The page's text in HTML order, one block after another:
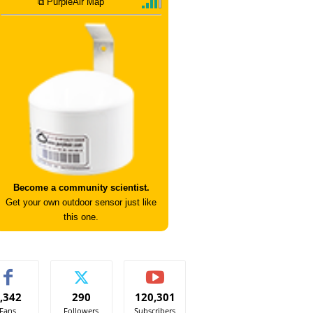
Become a community scientist.
Get your own outdoor sensor just like
this one.
Fans
290
Followers
120,301
Subscribers